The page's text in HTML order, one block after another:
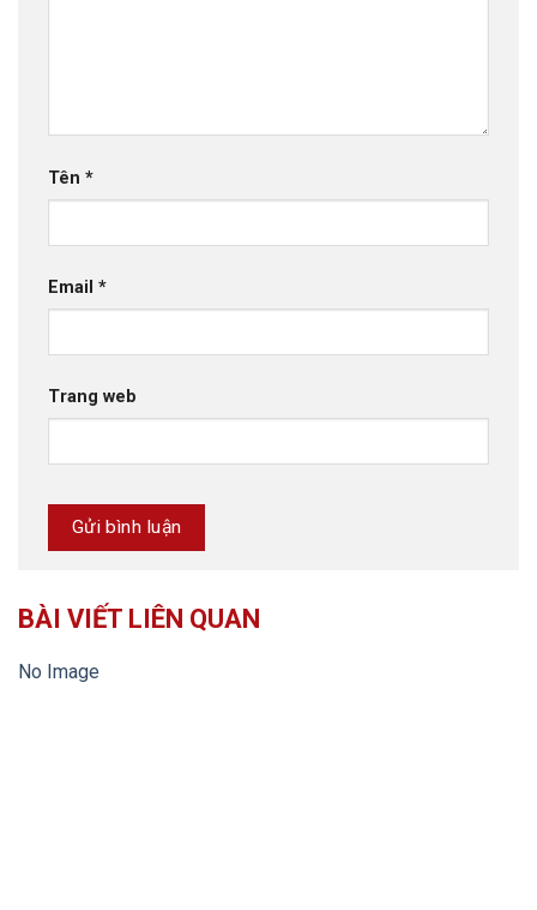
Tên *
Email *
Trang web
BÀI VIẾT LIÊN QUAN
No Image